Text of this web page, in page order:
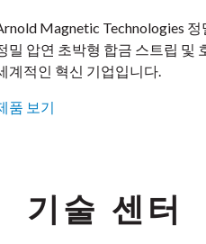
Magnetic Technologies
밀 압연 초박형 합금 스트립 및
계적인 혁신 기업입니다.
품 보기
기술 센터